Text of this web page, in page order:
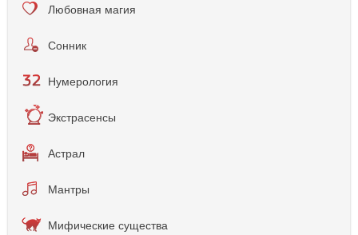
Любовная магия
Сонник
Нумерология
Экстрасенсы
Астрал
Мантры
Мифические существа